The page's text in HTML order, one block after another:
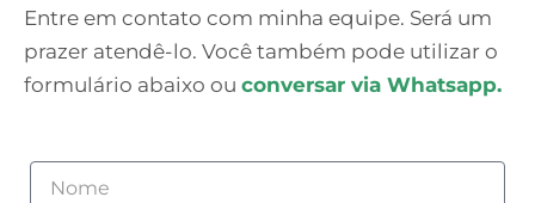
Entre em contato com minha equipe. Será um
prazer atendê-lo. Você também pode utilizar o
formulário abaixo ou conversar via Whatsapp.
Nome